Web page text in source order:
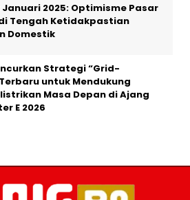
Januari 2025: Optimisme Pasar
Tengah Ketidakpastian
Domestik
Strategi “Grid-
untuk Mendukung
Masa Depan di Ajang
E 2026